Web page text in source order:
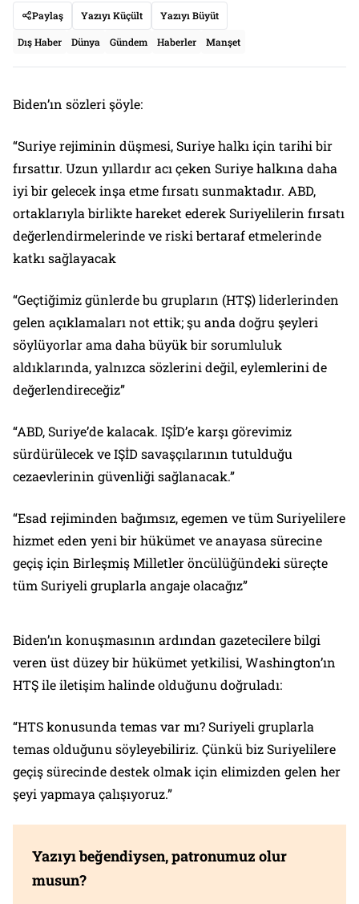
Paylaş Yazıyı Küçült Yazıyı Büyüt
Dış Haber Dünya Gündem Haberler Manşet
Biden’ın sözleri şöyle:
“Suriye rejiminin düşmesi, Suriye halkı için tarihi bir
fırsattır. Uzun yıllardır acı çeken Suriye halkına daha
iyi bir gelecek inşa etme fırsatı sunmaktadır. ABD,
ortaklarıyla birlikte hareket ederek Suriyelilerin fırsatı
değerlendirmelerinde ve riski bertaraf etmelerinde
katkı sağlayacak
“Geçtiğimiz günlerde bu grupların (HTŞ) liderlerinden
gelen açıklamaları not ettik; şu anda doğru şeyleri
söylüyorlar ama daha büyük bir sorumluluk
aldıklarında, yalnızca sözlerini değil, eylemlerini de
değerlendireceğiz”
“ABD, Suriye’de kalacak. IŞİD’e karşı görevimiz
sürdürülecek ve IŞİD savaşçılarının tutulduğu
cezaevlerinin güvenliği sağlanacak.”
“Esad rejiminden bağımsız, egemen ve tüm Suriyelilere
hizmet eden yeni bir hükümet ve anayasa sürecine
geçiş için Birleşmiş Milletler öncülüğündeki süreçte
tüm Suriyeli gruplarla angaje olacağız”
Biden’ın konuşmasının ardından gazetecilere bilgi
veren üst düzey bir hükümet yetkilisi, Washington’ın
HTŞ ile iletişim halinde olduğunu doğruladı:
“HTS konusunda temas var mı? Suriyeli gruplarla
temas olduğunu söyleyebiliriz. Çünkü biz Suriyelilere
geçiş sürecinde destek olmak için elimizden gelen her
şeyi yapmaya çalışıyoruz.”
Yazıyı beğendiysen, patronumuz olur
musun?